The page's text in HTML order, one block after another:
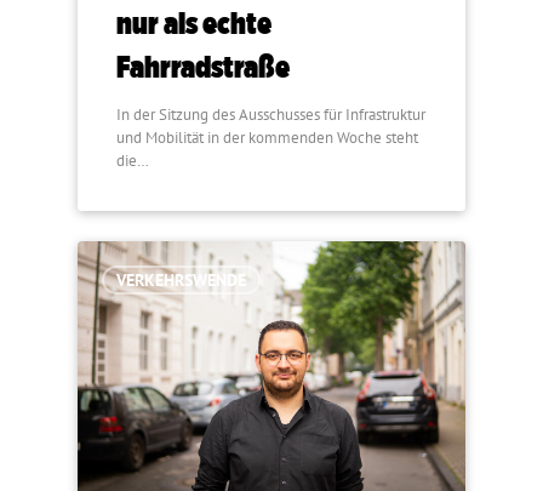
nur als echte
Fahrradstraße
In der Sitzung des Ausschusses für Infrastruktur
und Mobilität in der kommenden Woche steht
die…
VERKEHRSWENDE